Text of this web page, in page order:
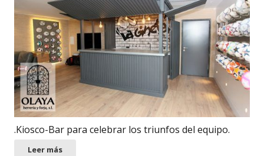
.Kiosco-Bar para celebrar los triunfos del equipo.
Leer más